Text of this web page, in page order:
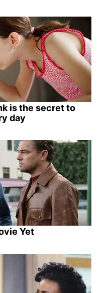
is the secret to
day
Yet